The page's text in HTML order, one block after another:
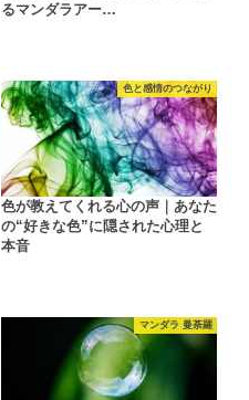
るマンダラアー…
色と感情のつながり
色が教えてくれる心の声｜あなた
の“好きな色”に隠された心理と
本音
マンダラ 曼荼羅